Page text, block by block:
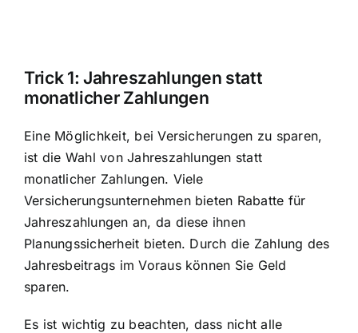
Trick 1: Jahreszahlungen statt
monatlicher Zahlungen
Eine Möglichkeit, bei Versicherungen zu sparen,
ist die Wahl von Jahreszahlungen statt
monatlicher Zahlungen. Viele
Versicherungsunternehmen bieten Rabatte für
Jahreszahlungen an, da diese ihnen
Planungssicherheit bieten. Durch die Zahlung des
Jahresbeitrags im Voraus können Sie Geld
sparen.
Es ist wichtig zu beachten, dass nicht alle